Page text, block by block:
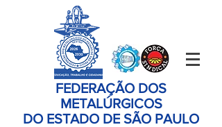
FEDERAÇÃO DOS
METALÚRGICOS
DO ESTADO DE SÃO PAULO